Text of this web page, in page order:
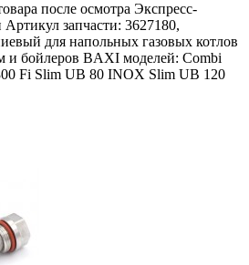
после осмотра Экспресс-
Артикул запчасти: 3627180,
для напольных газовых котлов
и бойлеров BAXI моделей: Combi
Fi Slim UB 80 INOX Slim UB 120